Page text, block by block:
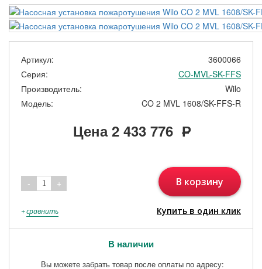
Артикул:
3600066
Серия:
CO-MVL-SK-FFS
Производитель:
Wilo
Модель:
CO 2 MVL 1608/SK-FFS-R
Цена2 433 776 Р
- 1 + В корзину
+сравнить Купить в один клик
В наличии
Вы можете забрать товар после оплаты по адресу: